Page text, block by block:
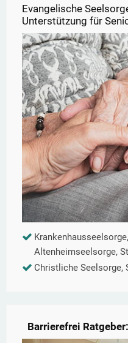
Evangelische
Unterstützung für
Krankenhausseelsorge,
Altenheimseelsorge,
Christliche Seelsorge,
Barrierefrei Ratgeber: